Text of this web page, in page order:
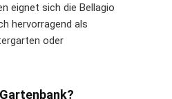
eignet sich die Bellagio
hervorragend als
oder